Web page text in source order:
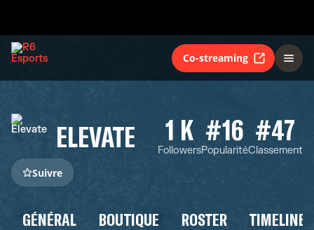
Co-streaming
ELEVATE 1 K
Followers
#16
Popularité
#47
Classement
Suivre
GÉNÉRAL BOUTIQUE ROSTER TIMELINE